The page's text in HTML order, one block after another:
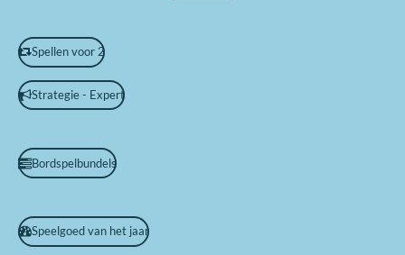
Spellen voor 2
Strategie - Expert
Bordspelbundels
Speelgoed van het jaar